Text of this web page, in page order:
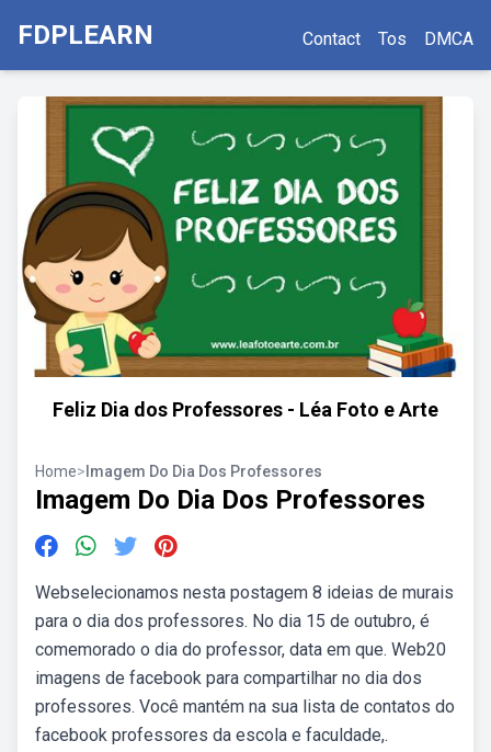
FDPLEARN Contact Tos DMCA
Feliz Dia dos Professores - Léa Foto e Arte
Home> Imagem Do Dia Dos Professores
Imagem Do Dia Dos Professores
Webselecionamos nesta postagem 8 ideias de murais
para o dia dos professores. No dia 15 de outubro, é
comemorado o dia do professor, data em que. Web20
imagens de facebook para compartilhar no dia dos
professores. Você mantém na sua lista de contatos do
facebook professores da escola e faculdade,.